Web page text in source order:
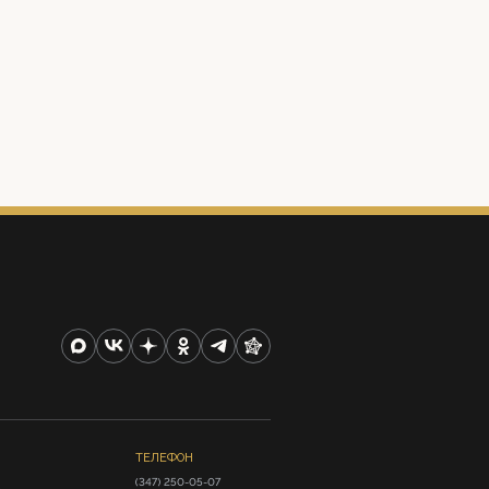
ТЕЛЕФОН
(347) 250-05-07